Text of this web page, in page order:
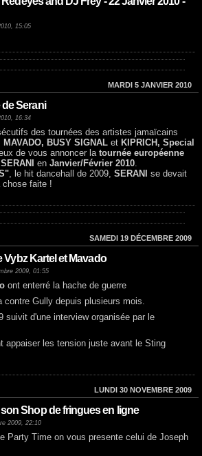
15:05
MARDI 5 JANVIER 2010
Serani
16:34
des tournées des artistes jamaïcains
BUSY SIGNAL et KIPRICH, Special
de vous annoncer la tournée européenne
en Janvier/Février 2010
, le hit dancehall de 2009, SERANI se devait
chose faite !
SAMEDI 19 DÉCEMBRE 2009
Vybz Kartel et Mavado
2009, 01:55
ont enterré la hache de guerre
Gully depuis plusieurs mois.
suivit d'une interview organisée par le
appaiser les tension juste avant le Sting
LUNDI 30 NOVEMBRE 2009
Shop de fringues en ligne
2009, 22:10
Party Time on vous presente celui de Joseph